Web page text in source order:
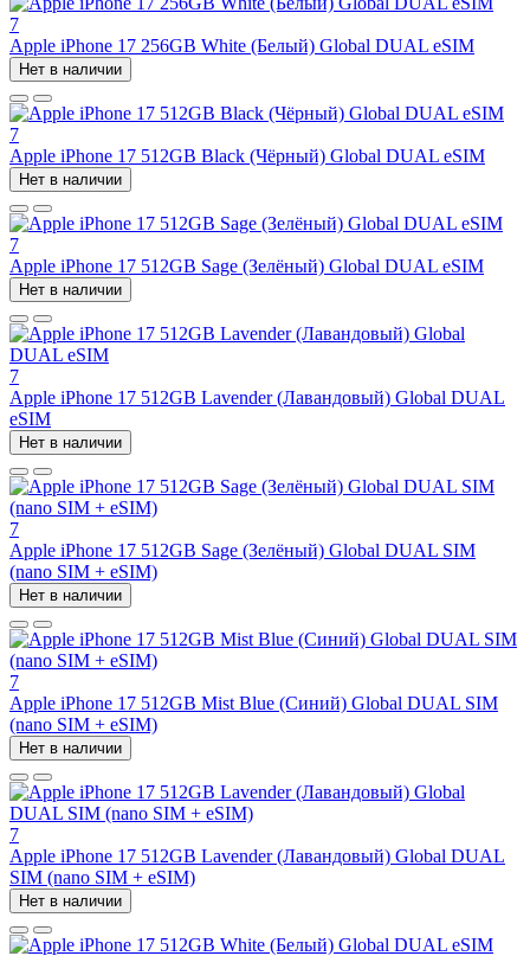
7
Apple iPhone 17 256GB White (Белый) Global DUAL eSIM
Нет в наличии
7
Apple iPhone 17 512GB Black (Чёрный) Global DUAL eSIM
Нет в наличии
7
Apple iPhone 17 512GB Sage (Зелёный) Global DUAL eSIM
Нет в наличии
7
Apple iPhone 17 512GB Lavender (Лавандовый) Global DUAL
eSIM
Нет в наличии
7
Apple iPhone 17 512GB Sage (Зелёный) Global DUAL SIM
(nano SIM + eSIM)
Нет в наличии
7
Apple iPhone 17 512GB Mist Blue (Синий) Global DUAL SIM
(nano SIM + eSIM)
Нет в наличии
7
Apple iPhone 17 512GB Lavender (Лавандовый) Global DUAL
SIM (nano SIM + eSIM)
Нет в наличии